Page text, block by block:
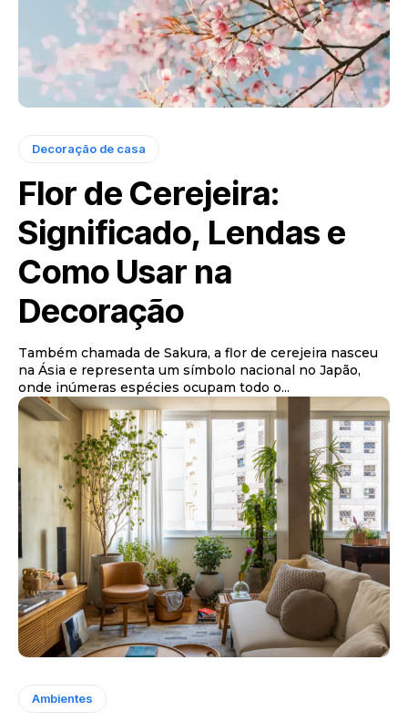
Decoração de casa
Flor de Cerejeira:
Significado, Lendas e
Como Usar na
Decoração
Também chamada de Sakura, a flor de cerejeira nasceu
na Ásia e representa um símbolo nacional no Japão,
onde inúmeras espécies ocupam todo o...
Ambientes